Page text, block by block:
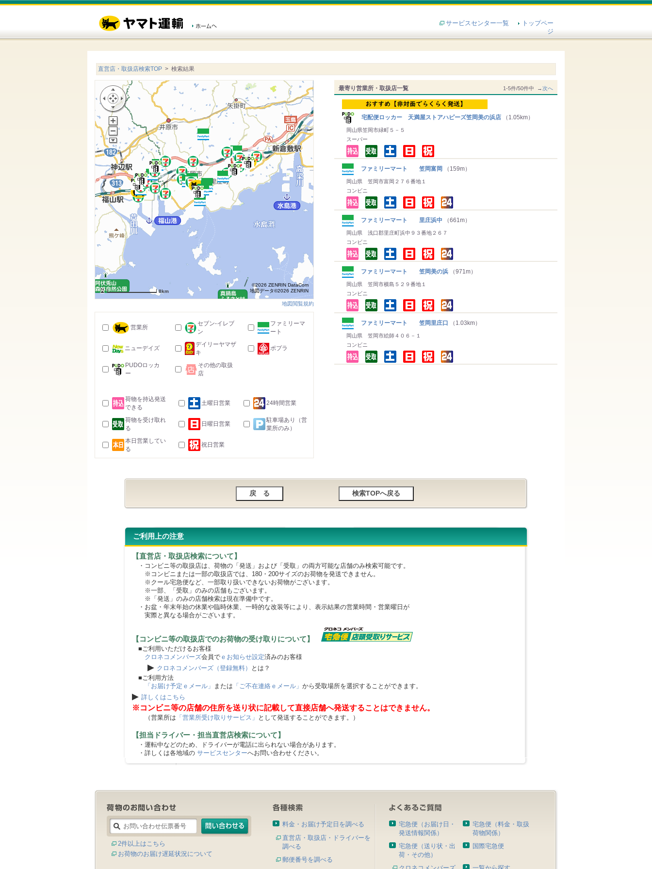
サービスセンター一覧
トップペー
ジ
直営店・取扱店検索TOP > 検索結果
最寄り営業所・取扱店一覧 1-5件/50件中 →次へ
宅配便ロッカー 天満屋ストアハピーズ笠岡美の浜店 （1.05km）
岡山県笠岡市緑町５－５
スーパー
ファミリーマート 笠岡富岡 （159m）
岡山県 笠岡市富岡２７６番地１
コンビニ
ファミリーマート 里庄浜中 （661m）
岡山県 浅口郡里庄町浜中９３番地２６７
コンビニ
ファミリーマート 笠岡美の浜 （971m）
岡山県 笠岡市横島５２９番地１
コンビニ
ファミリーマート 笠岡里庄口 （1.03km）
岡山県 笠岡市絵師４０６－１
コンビニ
8km
©2026 ZENRIN DataCom
地図データ©2026 ZENRIN
地図閲覧規約
営業所
セブン-イレブ
ン
ファミリーマ
ート
ニューデイズ
デイリーヤマザ
キ
ポプラ
PUDOロッカ
ー
その他の取扱
店
荷物を持込発送
できる
土曜日営業 24時間営業
荷物を受け取れ
る
日曜日営業
駐車場あり（営
業所のみ）
本日営業してい
る
祝日営業
ご利用上の注意
【直営店・取扱店検索について】
・コンビニ等の取扱店は、荷物の「発送」および「受取」の両方可能な店舗のみ検索可能です。
※コンビニまたは一部の取扱店では、180・200サイズのお荷物を発送できません。
※クール宅急便など、一部取り扱いできないお荷物がございます。
※一部、「受取」のみの店舗もございます。
※「発送」のみの店舗検索は現在準備中です。
・お盆・年末年始の休業や臨時休業、一時的な改装等により、表示結果の営業時間・営業曜日が
実際と異なる場合がございます。
【コンビニ等の取扱店でのお荷物の受け取りについて】
■ご利用いただけるお客様
クロネコメンバーズ会員で ｅお知らせ設定済みのお客様
▶ クロネコメンバーズ（登録無料）
とは？
■ご利用方法
「お届け予定ｅメール」 または 「ご不在連絡ｅメール」 から受取場所を選択することができます。
▶ 詳しくはこちら
※コンビニ等の店舗の住所を送り状に記載して直接店舗へ発送することはできません。
（営業所は 「営業所受け取りサービス」 として発送することができます。）
【担当ドライバー・担当直営店検索について】
・運転中などのため、ドライバーが電話に出られない場合があります。
・詳しくは各地域の サービスセンターへお問い合わせください。
2件以上はこちら
お荷物のお届け遅延状況について
料金・お届け予定日を調べる
直営店・取扱店・ドライバーを
調べる
郵便番号を調べる
宅急便（お届け日・
発送情報関係）
宅急便（料金・取扱
荷物関係）
宅急便（送り状・出
荷・その他）
国際宅急便